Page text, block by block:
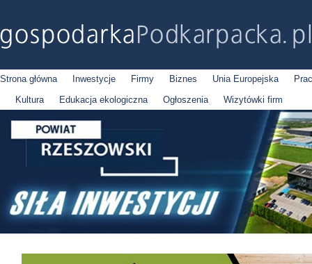
Strona główna Inwestycje Firmy Biznes Unia Europejska
Kultura
Edukacja ekologiczna Ogłoszenia Wizytówki firm